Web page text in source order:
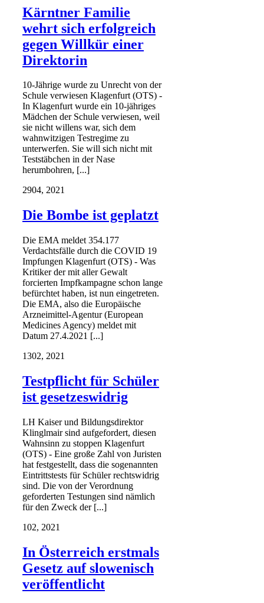
Kärntner Familie
wehrt sich erfolgreich
gegen Willkür einer
Direktorin
10-Jährige wurde zu Unrecht von der
Schule verwiesen Klagenfurt (OTS) -
In Klagenfurt wurde ein 10-jähriges
Mädchen der Schule verwiesen, weil
sie nicht willens war, sich dem
wahnwitzigen Testregime zu
unterwerfen. Sie will sich nicht mit
Teststäbchen in der Nase
herumbohren, [...]
2904, 2021
Die Bombe ist geplatzt
Die EMA meldet 354.177
Verdachtsfälle durch die COVID 19
Impfungen Klagenfurt (OTS) - Was
Kritiker der mit aller Gewalt
forcierten Impfkampagne schon lange
befürchtet haben, ist nun eingetreten.
Die EMA, also die Europäische
Arzneimittel-Agentur (European
Medicines Agency) meldet mit
Datum 27.4.2021 [...]
1302, 2021
Testpflicht für Schüler
ist gesetzeswidrig
LH Kaiser und Bildungsdirektor
Klinglmair sind aufgefordert, diesen
Wahnsinn zu stoppen Klagenfurt
(OTS) - Eine große Zahl von Juristen
hat festgestellt, dass die sogenannten
Eintrittstests für Schüler rechtswidrig
sind. Die von der Verordnung
geforderten Testungen sind nämlich
für den Zweck der [...]
102, 2021
In Österreich erstmals
Gesetz auf slowenisch
veröffentlicht